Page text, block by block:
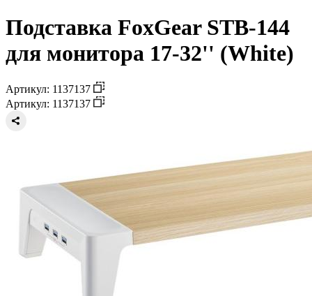
Подставка FoxGear STB-144
для монитора 17-32'' (White)
Артикул: 1137137
Артикул: 1137137